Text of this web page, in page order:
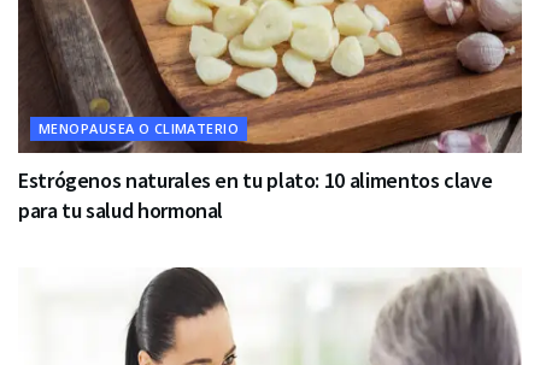
MENOPAUSEA O CLIMATERIO
Estrógenos naturales en tu plato: 10 alimentos clave
para tu salud hormonal